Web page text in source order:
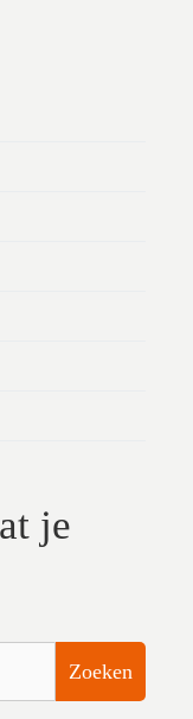
je
Zoeken